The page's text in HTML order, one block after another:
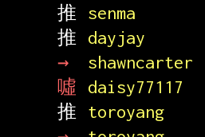
推
senma
推
dayjay
→
shawncarter
噓
daisy77117
推
toroyang